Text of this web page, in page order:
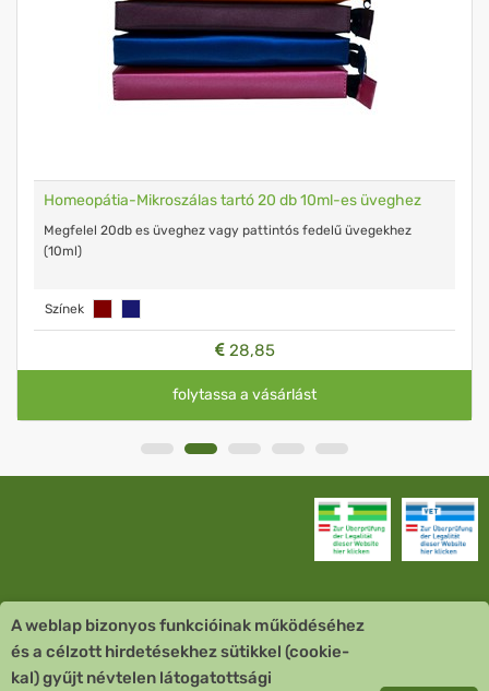
Homeopátia-Mikroszálas tartó 20 db 10ml-es üveghez
Megfelel 20db es üveghez vagy pattintós fedelű üvegekhez
(10ml)
Színek
28,85
folytassa a vásárlást
Vevőszolgálat
A weblap bizonyos funkcióinak működéséhez
és a célzott hirdetésekhez sütikkel (cookie-
kal) gyűjt névtelen látogatottsági